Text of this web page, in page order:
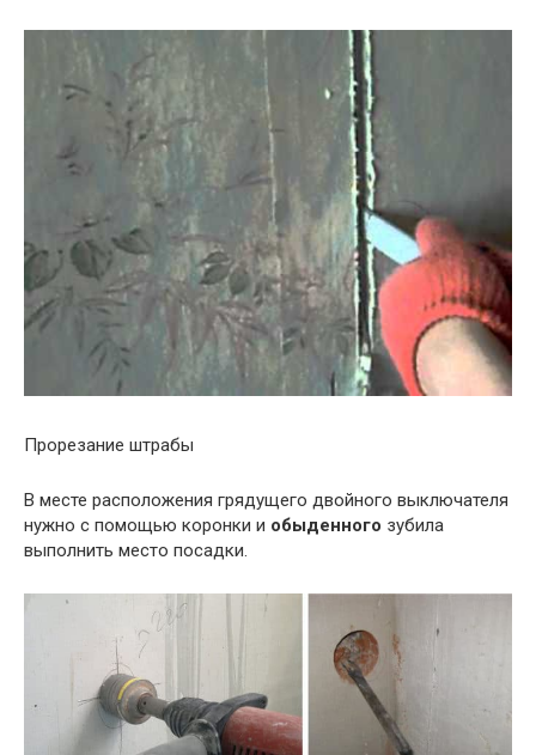
Прорезание штрабы
В месте расположения грядущего двойного выключателя
нужно с помощью коронки и обыденного зубила
выполнить место посадки.